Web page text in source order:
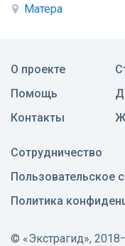
Матера
О проекте
Помощь
Контакты
Сотрудничество
Пользовательское
Политика
© «Экстрагид»,